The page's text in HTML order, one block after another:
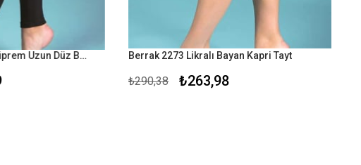
Berrak 2135 Likralı Süprem Uzun Düz Bayan Penye Tayt Berrak 2273 Likralı Bayan Kapri Tayt
₺263,98
₺290,38